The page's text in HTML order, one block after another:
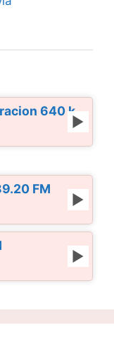
Radio Difusora Integracion 640 kHz AM
FM